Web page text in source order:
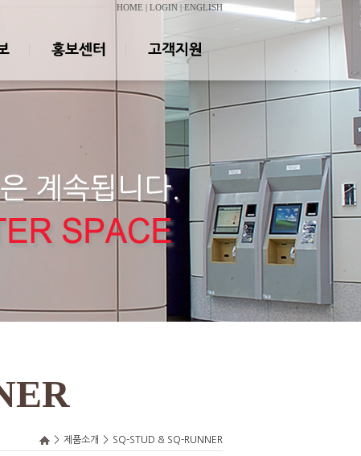
HOME LOGIN ENGLISH
> 제품소개 > SQ-STUD & SQ-RUNNER